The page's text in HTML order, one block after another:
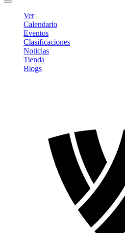
Ver
Calendario
Eventos
Clasificaciones
Noticias
Tienda
Blogs